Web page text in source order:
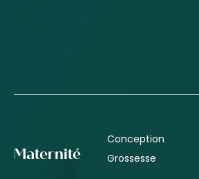
Maternité
Conception
Grossesse